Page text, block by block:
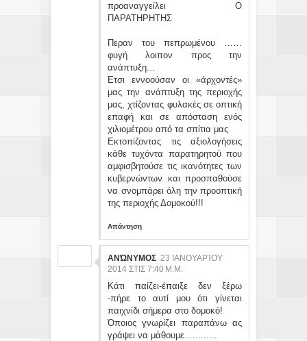
προαναγγείλει Ο
ΠΑΡΑΤΗΡΗΤΗΣ
Περαν του πεπρωμένου ……
φυγή λοιπον προς την
ανάπτυξη...
Ετσι εννοούσαν οι «άρχοντές»
μας την ανάπτυξη της περιοχής
μας, χτίζοντας φυλακές σε οπτική
επαφή και σε απόσταση ενός
χιλιομέτρου από τα σπίτια μας
Εκτοπίζοντας τις αξιολογήσεις
κάθε τυχόντα παρατηρητού που
αμφισβητούσε τις ικανότητες των
κυβερνώντων και προσπαθούσε
να σνομπάρει όλη την προοπτική
της περιοχής Δομοκού!!!
Απάντηση
ΑΝΏΝΥΜΟΣ 23 ΙΑΝΟΥΑΡΊΟΥ
2014 ΣΤΙΣ 7:40 Μ.Μ.
Κάτι παίζει-έπαιξε δεν ξέρω
-πήρε το αυτί μου ότι γίνεται
παιχνίδι σήμερα στο δομοκό!
Όποιος γνωρίζει παραπάνω ας
γράψει να μάθουμε............